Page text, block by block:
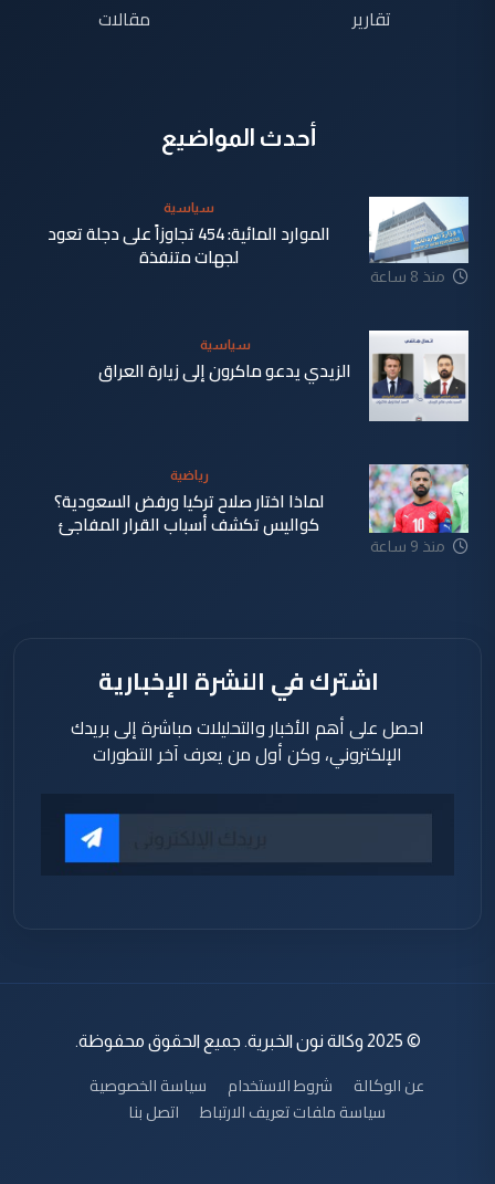
تقارير
مقالات
أحدث المواضيع
منذ 8 ساعة
سياسية
الموارد المائية: 454 تجاوزاً على دجلة تعود
لجهات متنفذة
سياسية
الزيدي يدعو ماكرون إلى زيارة العراق
منذ 9 ساعة
رياضية
لماذا اختار صلاح تركيا ورفض السعودية؟
كواليس تكشف أسباب القرار المفاجئ
اشترك في النشرة الإخبارية
احصل على أهم الأخبار والتحليلات مباشرة إلى بريدك
الإلكتروني، وكن أول من يعرف آخر التطورات
© 2025 وكالة نون الخبرية. جميع الحقوق محفوظة.
عن الوكالة شروط الاستخدام
سياسة الخصوصية
سياسة ملفات تعريف الارتباط
اتصل بنا